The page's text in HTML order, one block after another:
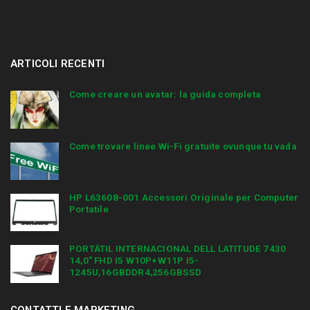
ARTICOLI RECENTI
Come creare un avatar: la guida completa
Come trovare linee Wi-Fi gratuite ovunque tu vada
HP L63608-001 Accessori Originale per Computer
Portatile
PORTÁTIL INTERNACIONAL DELL LATITUDE 7430
14,0″ FHD I5 W10P+W11P I5-
1245U,16GBDDR4,256GBSSD